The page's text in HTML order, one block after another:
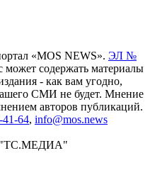
«MOS NEWS». ЭЛ №
может содержать материалы
- как вам угодно,
СМИ не будет. Мнение
авторов публикаций.
41-64, info@mos.news
"ТС.МЕДИА"